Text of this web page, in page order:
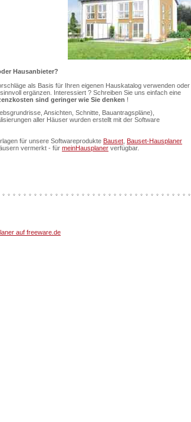
Hausanbieter?
als Basis für Ihren eigenen Hauskatalog verwenden oder
ergänzen. Interessiert ? Schreiben Sie uns einfach eine
sind geringer wie Sie denken !
Ansichten, Schnitte, Bauantragspläne),
aller Häuser wurden erstellt mit der Software
für unsere Softwareprodukte Bauset Bauset-Hausplaner
vermerkt - für meinHausplaner verfügbar.
auf freeware.de